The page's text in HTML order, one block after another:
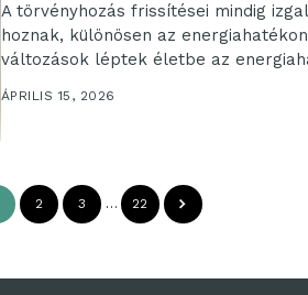
A törvényhozás frissítései mindig
hoznak, különösen az
változások léptek életbe az
amelyek a fenntarthatóság felé...
ÁPRILIS 15, 2026
2 3 … 22